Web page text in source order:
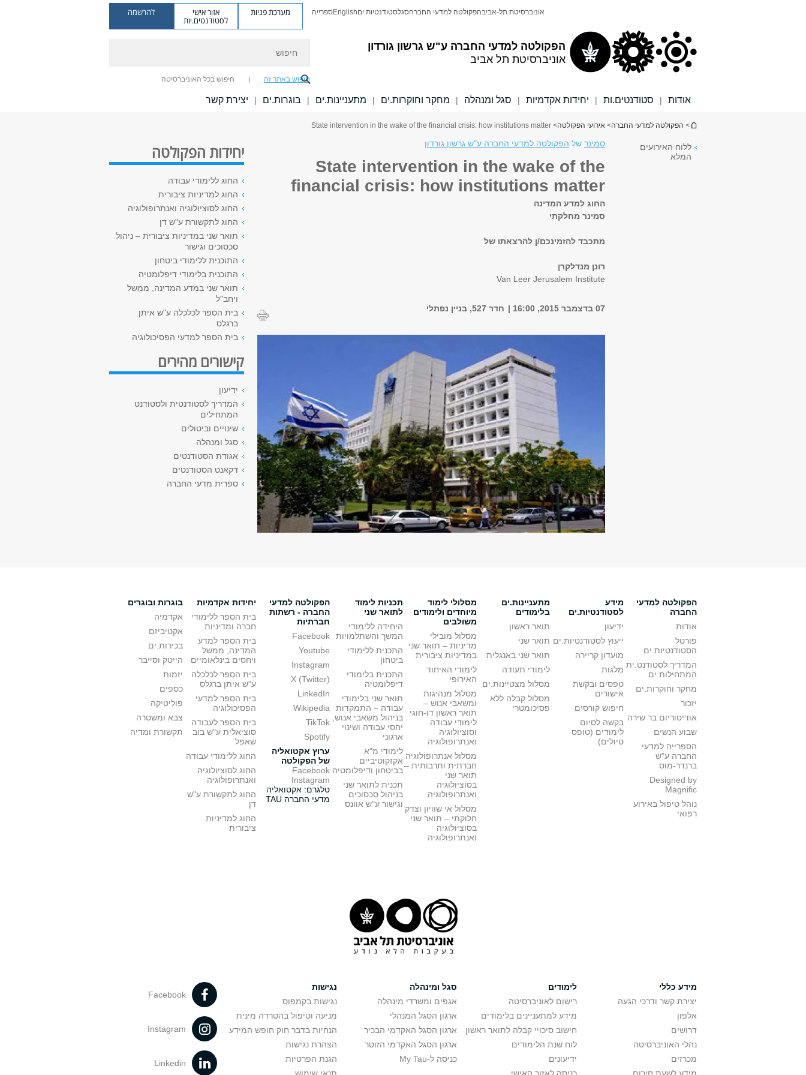
הפקולטה למדעי החברה ע"ש גרשון גורדון
אוניברסיטת תל אביב
אוניברסיטת תל-אביבהפקולטה למדעי החברהסגלסטודנטיות.יםEnglishספרייה מערכת פניות אזור אישי
לסטודנטים.יות
להרשמה
חיפוש באתר זה חיפוש בכל האוניברסיטה
אודות | סטודנטים.ות | יחידות אקדמיות | סגל ומנהלה | מחקר וחוקרות.ים | מתעניינות.ים | בוגרות.ים | יצירת קשר
הינך נמצא כאן
> הפקולטה למדעי החברה> אירועי הפקולטה> State intervention in the wake of the financial crisis: how institutions matter
ללוח האירועים
המלא
סמינר של הפקולטה למדעי החברה ע"ש גרשון גורדון
State intervention in the wake of the
financial crisis: how institutions matter
החוג למדע המדינה
סמינר מחלקתי
מתכבד להזמינכם/ן להרצאתו של
רונן מנדלקרן
Van Leer Jerusalem Institute
07 בדצמבר 2015, 16:00 חדר 527, בניין נפתלי
יחידות הפקולטה
החוג ללימודי עבודה
החוג למדיניות ציבורית
החוג לסוציולוגיה ואנתרופולוגיה
החוג לתקשורת ע"ש דן
תואר שני במדיניות ציבורית – ניהול
סכסוכים וגישור
התוכנית ללימודי ביטחון
התוכנית בלימודי דיפלומטיה
תואר שני במדע המדינה, ממשל
ויחב"ל
בית הספר לכלכלה ע"ש איתן
ברגלס
בית הספר למדעי הפסיכולוגיה
קישורים מהירים
ידיעון
המדריך לסטודנטית ולסטודנט
המתחילים
שינויים וביטולים
סגל ומנהלה
אגודת הסטודנטים
דקאנט הסטודנטים
ספרית מדעי החברה
הפקולטה למדעי
החברה
אודות
פורטל
הסטודנטיות.ים
המדריך לסטודנט.ית
המתחילות.ים
מחקר וחוקרות.ים
יזכור
אודיטוריום בר שירה
שבוע הנשים
הספרייה למדעי
החברה ע"ש
ברנדר-מוס
Designed by
Magnific
נוהל טיפול באירוע
רפואי
מידע
לסטודנטיות.ים
ידיעון
ייעוץ לסטודנטיות.ים
מועדון קריירה
מלגות
טפסים ובקשת
אישורים
חיפוש קורסים
בקשה לסיום
לימודים (טופס
טיולים)
מתעניינות.ים
בלימודים
תואר ראשון
תואר שני
תואר שני באנגלית
לימודי תעודה
מסלול מצטיינות.ים
מסלול קבלה ללא
פסיכומטרי
מסלולי לימוד
מיוחדים ולימודים
משולבים
מסלול מובילי
מדיניות – תואר שני
במדיניות ציבורית
לימודי האיחוד
האירופי
מסלול מנהיגות
ומשאבי אנוש –
תואר ראשון דו-חוגי
לימודי עבודה
וסוציולוגיה
ואנתרופולוגיה
מסלול אנתרופולוגיה
חברתית ותרבותית –
תואר שני
בסוציולוגיה
ואנתרופולוגיה
מסלול אי שוויון וצדק
חלוקתי – תואר שני
בסוציולוגיה
ואנתרופולוגיה
תכניות לימוד
לתואר שני
היחידה ללימודי
המשך והשתלמויות
התכנית ללימודי
ביטחון
התכנית בלימודי
דיפלומטיה
תואר שני בלימודי
עבודה – התמקדות
בניהול משאבי אנוש,
יחסי עבודה ושינוי
ארגוני
לימודי מ"א
אקזקוטיביים
בביטחון ודיפלומטיה
תכנית לתואר שני
בניהול סכסוכים
וגישור ע"ש אוונס
הפקולטה למדעי
החברה - רשתות
חברתיות
Facebook
Youtube
Instagram
X (Twitter)
LinkedIn
Wikipedia
TikTok
Spotify
ערוץ אקטואליה
של הפקולטה
Facebook
Instagram
טלגרם: אקטואליה
מדעי החברה TAU
יחידות אקדמיות
בית הספר ללימודי
חברה ומדיניות
בית הספר למדע
המדינה, ממשל
ויחסים בינלאומיים
בית הספר לכלכלה
ע"ש איתן ברגלס
בית הספר למדעי
הפסיכולוגיה
בית הספר לעבודה
סוציאלית ע"ש בוב
שאפל
החוג ללימודי עבודה
החוג לסוציולוגיה
ואנתרופולוגיה
החוג לתקשורת ע"ש
דן
החוג למדיניות
ציבורית
בוגרות ובוגרים
אקדמיה
אקטיביזם
בכירות.ים
הייטק וסייבר
יזמות
כספים
פוליטיקה
צבא ומשטרה
תקשורת ומדיה
מידע כללי
יצירת קשר ודרכי הגעה
אלפון
דרושים
נהלי האוניברסיטה
מכרזים
לימודים
רישום לאוניברסיטה
מידע למתעניינים בלימודים
חישוב סיכויי קבלה לתואר ראשון
לוח שנת הלימודים
ידיעונים
סגל ומינהלה
אגפים ומשרדי מינהלה
ארגון הסגל המנהלי
ארגון הסגל האקדמי הבכיר
ארגון הסגל האקדמי הזוטר
כניסה ל-My Tau
נגישות
נגישות בקמפוס
מניעה וטיפול בהטרדה מינית
הנחיות בדבר חוק חופש המידע
הצהרת נגישות
הגנת הפרטיות
Facebook
Instagram
Linkedin